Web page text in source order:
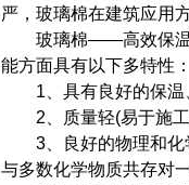
严，玻璃棉在建筑应用
玻璃棉——高效保温、
能方面具有以下多特性：
1、具有良好的保温
2、质量轻(易于施工
3、良好的物理和化学
与多数化学物质共存对